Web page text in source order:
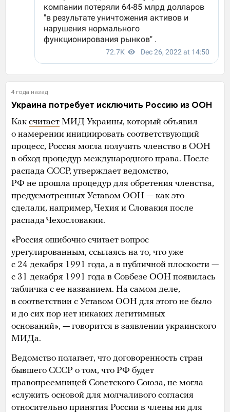
4 года назад
Украина потребует исключить Россию из ООН
Как считает МИД Украины, который объявил
о намерении инициировать соответствующий
процесс, Россия могла получить членство в ООН
в обход процедур международного права. После
распада СССР, утверждает ведомство,
РФ не прошла процедур для обретения членства,
предусмотренных Уставом ООН — как это
сделали, например, Чехия и Словакия после
распада Чехословакии.
«Россия ошибочно считает вопрос
урегулированным, ссылаясь на то, что уже
с 24 декабря 1991 года, а в публичной плоскости —
с 31 декабря 1991 года в Совбезе ООН появилась
табличка с ее названием. На самом деле,
в соответствии с Уставом ООН для этого не было
и до сих пор нет никаких легитимных
оснований», — говорится в заявлении украинского
МИДа.
Ведомство полагает, что договоренность стран
бывшего СССР о том, что РФ будет
правопреемницей Советского Союза, не могла
«служить основой для молчаливого согласия
относительно принятия России в члены ни для